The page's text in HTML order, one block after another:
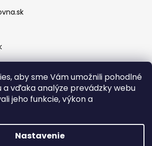
aby sme Vám umožnili pohodlné
a vďaka analýze prevádzky webu
jeho funkcie, výkon a
Nastavenie
Obchodné podmienky
osobných údajov
Kontakt
Podmienky vrátenia Bez nálepiek